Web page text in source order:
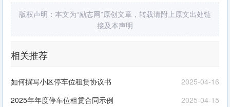
版权声明：本文为“励志网”原创文章，转载请附上原文出处链
接及本声明
相关推荐
2025-04-16
如何撰写小区停车位租赁协议书
2025-04-15
2025年年度停车位租赁合同示例